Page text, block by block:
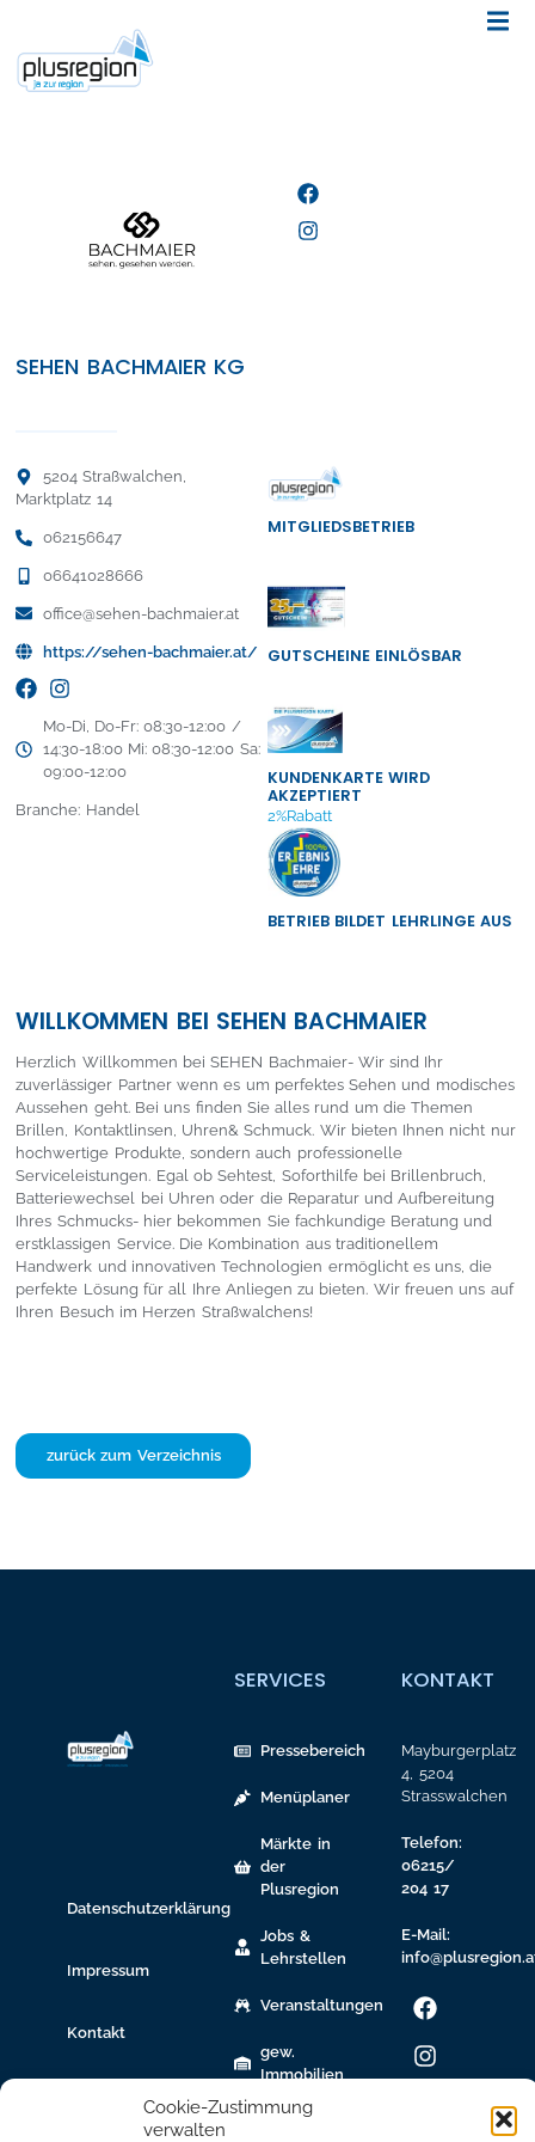
Cookie-Zustimmung
verwalten
SEHEN BACHMAIER KG
5204 Straßwalchen,
Marktplatz 14
062156647
06641028666
office@sehen-bachmaier.at
https://sehen-bachmaier.at/
Mo-Di, Do-Fr: 08:30-12:00 /
14:30-18:00 Mi: 08:30-12:00 Sa:
09:00-12:00
Branche: Handel
MITGLIEDSBETRIEB
GUTSCHEINE EINLÖSBAR
KUNDENKARTE WIRD
AKZEPTIERT
2%Rabatt
BETRIEB BILDET LEHRLINGE AUS
WILLKOMMEN BEI SEHEN BACHMAIER
Herzlich Willkommen bei SEHEN Bachmaier- Wir sind Ihr
zuverlässiger Partner wenn es um perfektes Sehen und modisches
Aussehen geht. Bei uns finden Sie alles rund um die Themen
Brillen, Kontaktlinsen, Uhren& Schmuck. Wir bieten Ihnen nicht nur
hochwertige Produkte, sondern auch professionelle
Serviceleistungen. Egal ob Sehtest, Soforthilfe bei Brillenbruch,
Batteriewechsel bei Uhren oder die Reparatur und Aufbereitung
Ihres Schmucks- hier bekommen Sie fachkundige Beratung und
erstklassigen Service. Die Kombination aus traditionellem
Handwerk und innovativen Technologien ermöglicht es uns, die
perfekte Lösung für all Ihre Anliegen zu bieten. Wir freuen uns auf
Ihren Besuch im Herzen Straßwalchens!
zurück zum Verzeichnis
Datenschutzerklärung
Impressum
Kontakt
SERVICES
Pressebereich
Menüplaner
Märkte in
der
Plusregion
Jobs &
Lehrstellen
Veranstaltungen
gew.
Immobilien
Bildungsnetzwerk
KONTAKT
Mayburgerplatz
4, 5204
Strasswalchen
Telefon:
06215/
204 17
E-Mail: